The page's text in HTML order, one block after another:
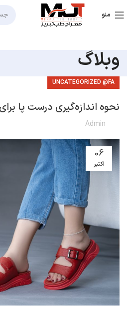
منو
وبلاگ
UNCATEGORIZED @FA
نحوه اندازه‌گیری درست پا
Admin
06
اکتبر